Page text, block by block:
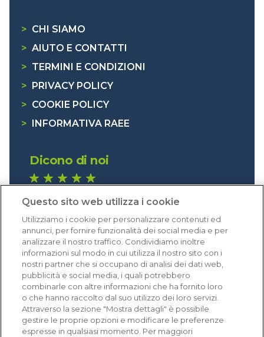
> CHI SIAMO
> AIUTO E CONTATTI
> TERMINI E CONDIZIONI
>
PRIVACY POLICY
> COOKIE POLICY
>
INFORMATIVA RAEE
Dicono di noi
Eccellente (4,8)
Acquisti verificati
Questo sito web utilizza i cookie
Utilizziamo i cookie per personalizzare contenuti ed
annunci, per fornire funzionalità dei social media e per
analizzare il nostro traffico. Condividiamo inoltre
informazioni sul modo in cui utilizza il nostro sito con i
nostri partner che si occupano di analisi dei dati web,
pubblicità e social media, i quali potrebbero
combinarle con altre informazioni che ha fornito loro
o che hanno raccolto dal suo utilizzo dei loro servizi.
Attraverso la sezione "Mostra dettagli" è possibile
gestire le proprie opzioni e modificare le preferenze
espresse in qualsiasi momento. Per maggiori